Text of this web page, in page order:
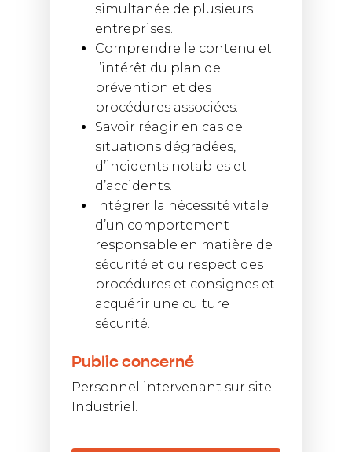
simultanée de plusieurs
entreprises.
Comprendre le contenu et
l’intérêt du plan de
prévention et des
procédures associées.
Savoir réagir en cas de
situations dégradées,
d’incidents notables et
d’accidents.
Intégrer la nécessité vitale
d’un comportement
responsable en matière de
sécurité et du respect des
procédures et consignes et
acquérir une culture
sécurité.
Public concerné
Personnel intervenant sur site
Industriel.